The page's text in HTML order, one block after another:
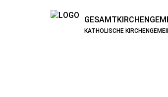
KATHOLISCHE